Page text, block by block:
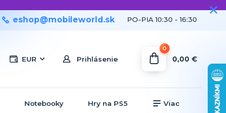
EUR Prihlásenie
eshop@mobileworld.sk PO-PIA 10:30 - 16:30
0
0,00 €
Notebooky Hry na PS5 Viac